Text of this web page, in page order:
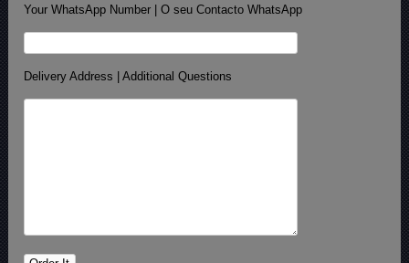
Your WhatsApp Number | O seu Contacto WhatsApp
Delivery Address | Additional Questions